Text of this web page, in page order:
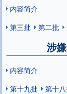
内容简介
第三批
第二批
涉
内容简介
第十九批
第十